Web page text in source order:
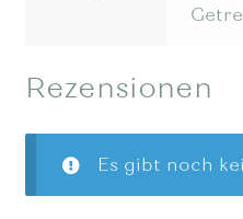
Rezensionen
Es gibt noch